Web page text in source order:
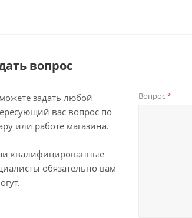
вопрос
задать любой
вас вопрос по
или работе магазина.
квалифицированные
обязательно вам
Вопрос*